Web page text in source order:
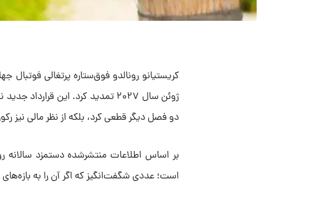
کریستیانو رونالدو فوق‌ستاره پرتغالی فوتبال
ژوئن سال ۲۰۲۷ تمدید کرد. این
دو فصل دیگر قطعی کرد، بلکه از نظر مالی نیز
است؛ عددی شگفت‌انگیز که اگر آن را به